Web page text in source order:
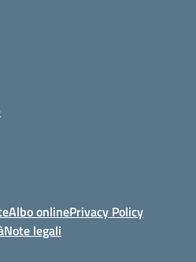
Albo onlinePrivacy Policy
Note legali